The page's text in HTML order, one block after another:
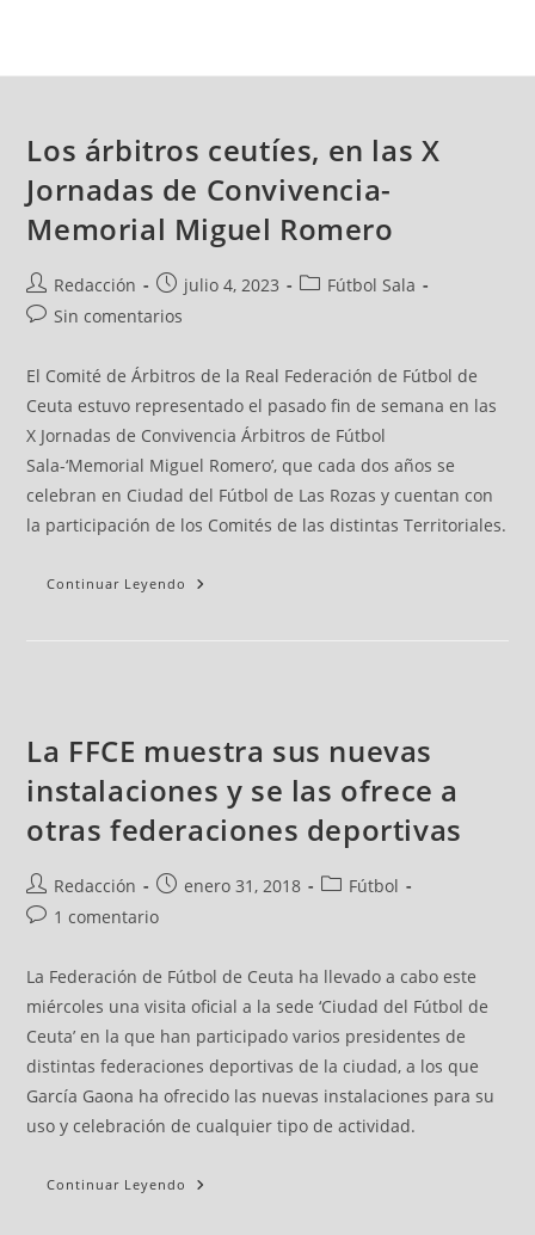
Los árbitros ceutíes, en las X
Jornadas de Convivencia-
Memorial Miguel Romero
Redacción julio 4, 2023
Fútbol Sala
Sin comentarios
El Comité de Árbitros de la Real Federación de Fútbol de
Ceuta estuvo representado el pasado fin de semana en las
X Jornadas de Convivencia Árbitros de Fútbol
Sala-‘Memorial Miguel Romero’, que cada dos años se
celebran en Ciudad del Fútbol de Las Rozas y cuentan con
la participación de los Comités de las distintas Territoriales.
Continuar Leyendo
La FFCE muestra sus nuevas
instalaciones y se las ofrece a
otras federaciones deportivas
Redacción enero 31, 2018
Fútbol
1 comentario
La Federación de Fútbol de Ceuta ha llevado a cabo este
miércoles una visita oficial a la sede ‘Ciudad del Fútbol de
Ceuta’ en la que han participado varios presidentes de
distintas federaciones deportivas de la ciudad, a los que
García Gaona ha ofrecido las nuevas instalaciones para su
uso y celebración de cualquier tipo de actividad.
Continuar Leyendo